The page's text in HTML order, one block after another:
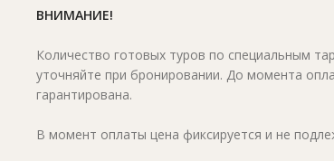
ВНИМАНИЕ!
Количество готовых туров по специальным
уточняйте при бронировании. До момента
гарантирована.
В момент оплаты цена фиксируется и не